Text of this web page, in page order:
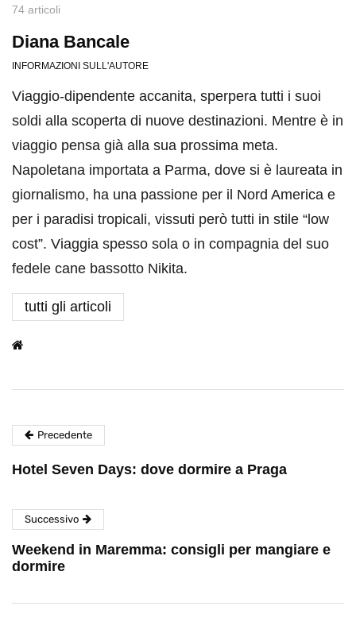
74 articoli
Diana Bancale
INFORMAZIONI SULL'AUTORE
Viaggio-dipendente accanita, sperpera tutti i suoi
soldi alla scoperta di nuove destinazioni. Mentre è in
viaggio pensa già alla sua prossima meta.
Napoletana importata a Parma, dove si è laureata in
giornalismo, ha una passione per il Nord America e
per i paradisi tropicali, vissuti però tutti in stile “low
cost”. Viaggia spesso sola o in compagnia del suo
fedele cane bassotto Nikita.
tutti gli articoli
Precedente
Hotel Seven Days: dove dormire a Praga
Successivo
Weekend in Maremma: consigli per mangiare e
dormire